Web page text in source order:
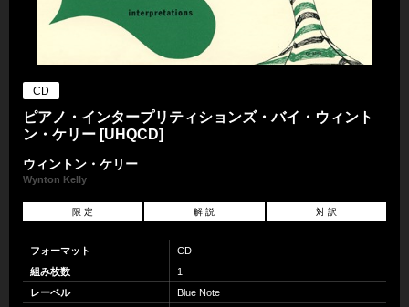
CD
ピアノ・インタープリティションズ・バイ・ウィント
ン・ケリー [UHQCD]
ウィントン・ケリー
Wynton Kelly
限 定 解 説 対 訳
フォーマット
CD
組み枚数
1
レーベル
Blue Note